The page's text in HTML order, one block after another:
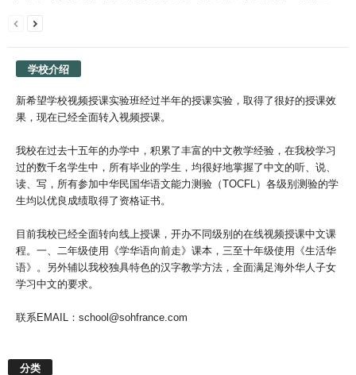
学校介绍
新希望学校视频授课实验班经过半年的授课实验，取得了很好的授课效
果，现在已经全面转入视频授课。
我校在过去十五年的办学中，积累了丰富的中文教学经验，在我校学习
过的数千名学生中，所有毕业的学生，均很好地掌握了中文的听、说、
读、写，所有参加中华民国华语文能力测验（TOCFL）各级别测验的学
生均以优良成绩取得了资格证书。
目前我校已经全面转向线上授课，开办不同级别的在线视频授课中文课
程。一、二年级使用《学华语向前走》课本，三至十年级使用《生活华
语》。另外辅以我校独具特色的汉字教学方法，全面满足海外华人子女
学习中文的要求。
联系EMAIL：school@sohfrance.com
分类